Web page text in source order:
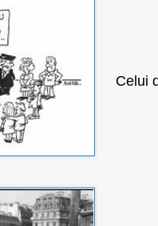
Celui